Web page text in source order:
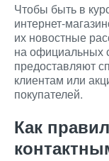
Чтобы быть в
интернет-
их новостные
на официальных
предоставляют
клиентам или
покупателей.
Как